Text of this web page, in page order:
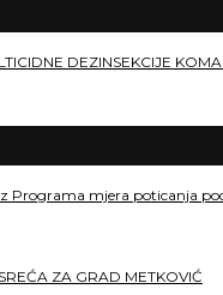
DEZINSEKCIJE
Programa mjera poticanja
ZA GRAD METKOVIĆ